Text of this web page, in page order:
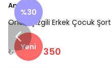
%30
Yeni
Amine
Onca Çizgili Erkek Çocuk Şort
₺ 500 ₺ 350